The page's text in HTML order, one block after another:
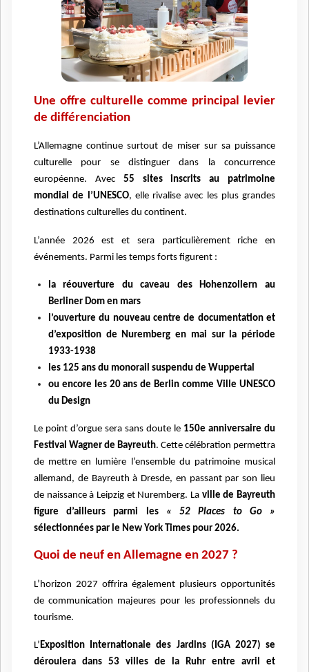
Une offre culturelle comme principal levier
de différenciation
L’Allemagne continue surtout de miser sur sa puissance
culturelle pour se distinguer dans la concurrence
européenne. Avec 55 sites inscrits au patrimoine
mondial de l’UNESCO, elle rivalise avec les plus grandes
destinations culturelles du continent.
L’année 2026 est et sera particulièrement riche en
événements. Parmi les temps forts figurent :
la réouverture du caveau des Hohenzollern au
Berliner Dom en mars
l’ouverture du nouveau centre de documentation et
d’exposition de Nuremberg en mai sur la période
1933-1938
les 125 ans du monorail suspendu de Wuppertal
ou encore les 20 ans de Berlin comme Ville UNESCO
du Design
Le point d’orgue sera sans doute le 150e anniversaire du
Festival Wagner de Bayreuth. Cette célébration permettra
de mettre en lumière l’ensemble du patrimoine musical
allemand, de Bayreuth à Dresde, en passant par son lieu
de naissance à Leipzig et Nuremberg. La ville de Bayreuth
figure d’ailleurs parmi les « 52 Places to Go »
sélectionnées par le New York Times pour 2026.
Quoi de neuf en Allemagne en 2027 ?
L’horizon 2027 offrira également plusieurs opportunités
de communication majeures pour les professionnels du
tourisme.
L’ Exposition Internationale des Jardins (IGA 2027) se
déroulera dans 53 villes de la Ruhr entre avril et